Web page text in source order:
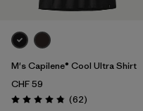
M's Capilene® Cool Ultra Shirt
CHF 59
Évaluation: 4.8 / 5
(62Avis
)